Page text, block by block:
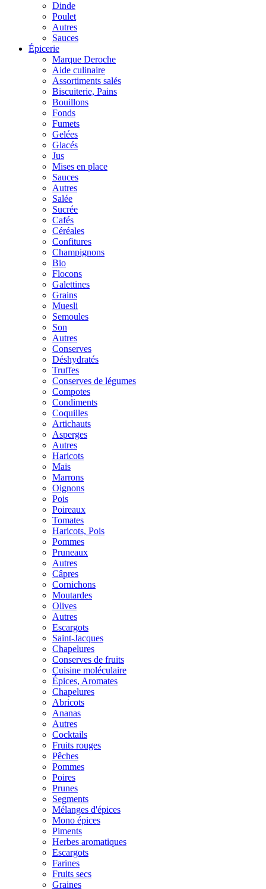
Dinde
Poulet
Autres
Sauces
Épicerie
Marque Deroche
Aide culinaire
Assortiments salés
Biscuiterie, Pains
Bouillons
Fonds
Fumets
Gelées
Glacés
Jus
Mises en place
Sauces
Autres
Salée
Sucrée
Cafés
Céréales
Confitures
Champignons
Bio
Flocons
Galettines
Grains
Muesli
Semoules
Son
Autres
Conserves
Déshydratés
Truffes
Conserves de légumes
Compotes
Condiments
Coquilles
Artichauts
Asperges
Autres
Haricots
Maïs
Marrons
Oignons
Pois
Poireaux
Tomates
Haricots, Pois
Pommes
Pruneaux
Autres
Câpres
Cornichons
Moutardes
Olives
Autres
Escargots
Saint-Jacques
Chapelures
Conserves de fruits
Cuisine moléculaire
Épices, Aromates
Chapelures
Abricots
Ananas
Autres
Cocktails
Fruits rouges
Pêches
Pommes
Poires
Prunes
Segments
Mélanges d'épices
Mono épices
Piments
Herbes aromatiques
Escargots
Farines
Fruits secs
Graines